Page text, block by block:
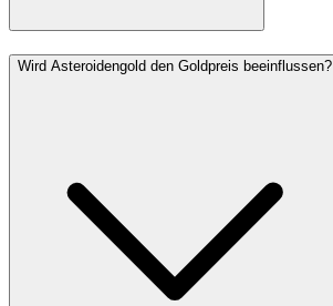
Wird Asteroidengold den Goldpreis beeinflussen?